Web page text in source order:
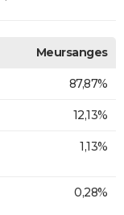
Meursanges
87,87%
12,13%
1,13%
0,28%